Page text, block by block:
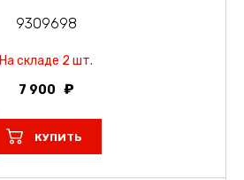
9309698
На складе 2 шт.
7 900
КУПИТЬ